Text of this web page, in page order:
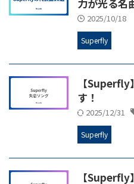
力が光る名
2025/10/18
Superfly
【
す！
2025/12/31
Superfly
【